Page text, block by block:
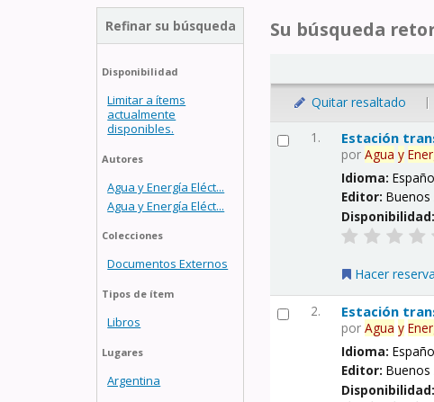
Refinar su búsqueda
Disponibilidad
Limitar a ítems
actualmente
disponibles.
Autores
Agua y Energía Eléct...
Agua y Energía Eléct...
Colecciones
Documentos Externos
Tipos de ítem
Libros
Lugares
Argentina
Su búsqueda
Quitar resaltado |
1. Estación
porAgua y
Idioma:
Editor:
Disponibilidad:
Hacer reserva
2. Estación
porAgua y
Idioma:
Editor:
Disponibilidad: